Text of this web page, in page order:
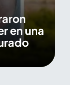
en una